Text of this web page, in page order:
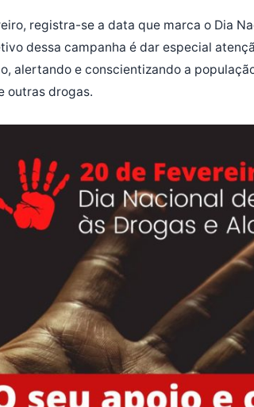
registra-se a data que marca o Dia
dessa campanha é dar especial
alertando e conscientizando a
outras drogas.